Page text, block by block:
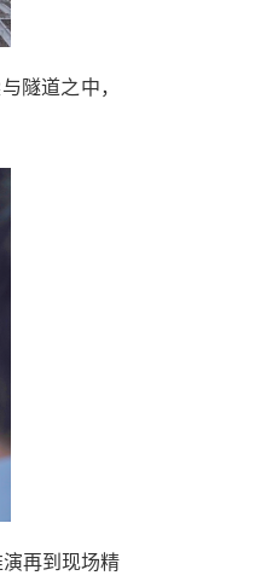
隧道之中，
再到现场精